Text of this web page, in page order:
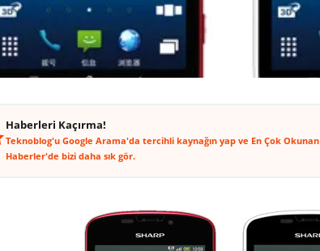
Haberleri Kaçırma!
Teknoblog'u Google Arama'da tercihli kaynağın yap ve En Çok Okunan
Haberler'de bizi daha sık gör.